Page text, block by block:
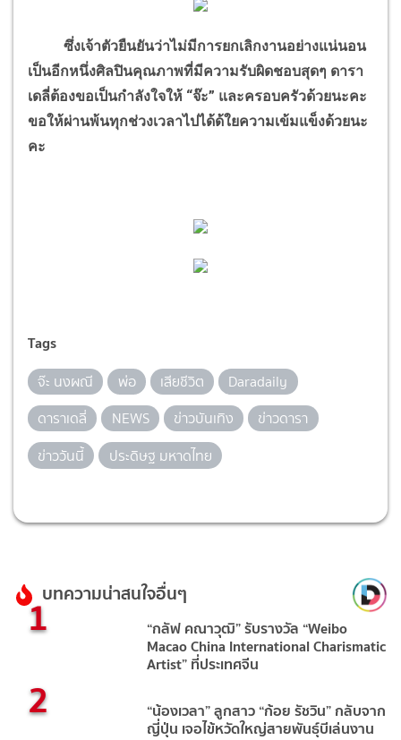
ซึ่งเจ้าตัวยืนยันว่าไม่มีการยกเลิกงานอย่างแน่นอน
เป็นอีกหนึ่งศิลปินคุณภาพที่มีความรับผิดชอบสุดๆ ดารา
เดลี่ต้องขอเป็นกำลังใจให้ “จ๊ะ” และครอบครัวด้วยนะคะ
ขอให้ผ่านพ้นทุกช่วงเวลาไปได้ด้ใยความเข้มแข็งด้วยนะ
คะ
Tags
จ๊ะ นงผณี พ่อ เสียชีวิต
Daradaily
ดาราเดลี่
NEWS ข่าวบันเทิง
ข่าวดารา
ข่าววันนี้
ประดิษฐ มหาดไทย
บทความน่าสนใจอื่นๆ
1 “กลัฟ คณาวุฒิ” รับรางวัล “Weibo
Macao China International Charismatic
Artist” ที่ประเทศจีน
2 “น้องเวลา” ลูกสาว “ก้อย รัชวิน” กลับจาก
ญี่ปุ่น เจอไข้หวัดใหญ่สายพันธุ์บีเล่นงาน